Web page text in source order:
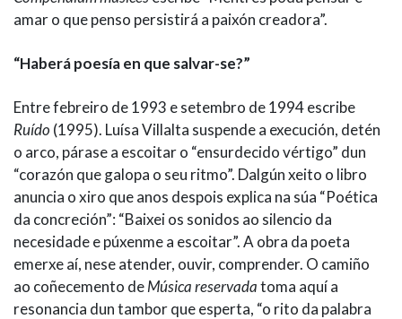
amar o que penso persistirá a paixón creadora”.
“Haberá poesía en que salvar-se?”
Entre febreiro de 1993 e setembro de 1994 escribe
Ruído (1995). Luísa Villalta suspende a execución, detén
o arco, párase a escoitar o “ensurdecido vértigo” dun
“corazón que galopa o seu ritmo”. Dalgún xeito o libro
anuncia o xiro que anos despois explica na súa “Poética
da concreción”: “Baixei os sonidos ao silencio da
necesidade e púxenme a escoitar”. A obra da poeta
emerxe aí, nese atender, ouvir, comprender. O camiño
ao coñecemento deMúsica reservadatoma aquí a
resonancia dun tambor que esperta, “o rito da palabra